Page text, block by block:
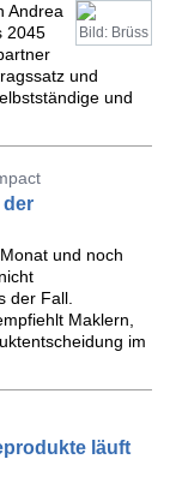
Bild: Brüss
Andrea
2045
und
und
der
und noch
der Fall.
Maklern,
im
läuft